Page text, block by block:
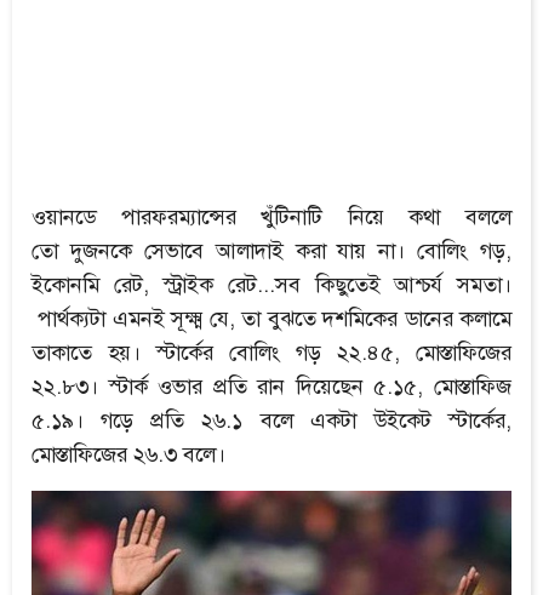
ওয়ানডে পারফরম্যান্সের খুঁটিনাটি নিয়ে কথা বললে
তো দুজনকে সেভাবে আলাদাই করা যায় না। বোলিং গড়,
ইকোনমি রেট, স্ট্রাইক রেট...সব কিছুতেই আশ্চর্য সমতা।
পার্থক্যটা এমনই সূক্ষ্ম যে, তা বুঝতে দশমিকের ডানের কলামে
তাকাতে হয়। স্টার্কের বোলিং গড় ২২.৪৫, মোস্তাফিজের
২২.৮৩। স্টার্ক ওভার প্রতি রান দিয়েছেন ৫.১৫, মোস্তাফিজ
৫.১৯। গড়ে প্রতি ২৬.১ বলে একটা উইকেট স্টার্কের,
মোস্তাফিজের ২৬.৩ বলে।